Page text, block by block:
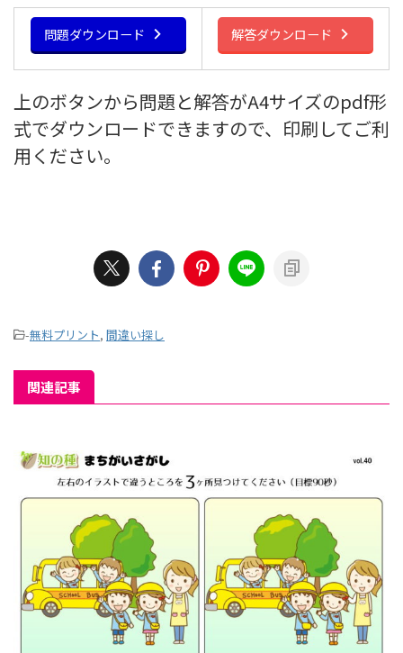
問題ダウンロード 解答ダウンロード
上のボタンから問題と解答がA4サイズのpdf形
式でダウンロードできますので、印刷してご利
用ください。
-無料プリント, 間違い探し
関連記事